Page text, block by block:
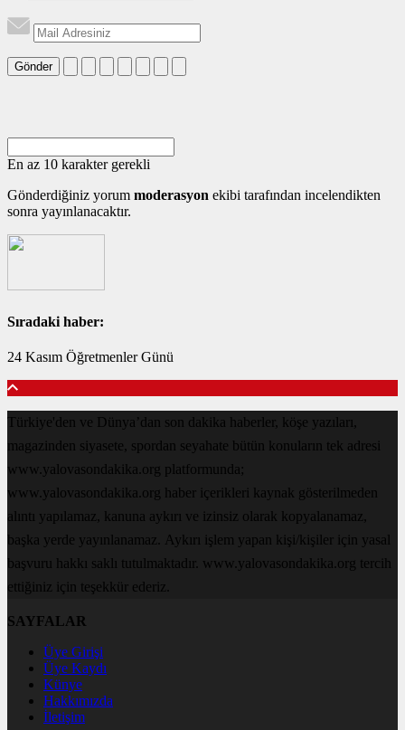
Gönder
En az 10 karakter gerekli
Gönderdiğiniz yorum moderasyon ekibi tarafından incelendikten
sonra yayınlanacaktır.
Sıradaki haber:
24 Kasım Öğretmenler Günü
Türkiye'den ve Dünya’dan son dakika haberler, köşe yazıları,
magazinden siyasete, spordan seyahate bütün konuların tek adresi
www.yalovasondakika.org platformunda;
www.yalovasondakika.org haber içerikleri kaynak gösterilmeden
alıntı yapılamaz, kanuna aykırı ve izinsiz olarak kopyalanamaz,
başka yerde yayınlanamaz. Aykırı işlem yapan kişi/kişiler için yasal
başvuru hakkı saklı tutulmaktadır. www.yalovasondakika.org tercih
ettiğiniz için teşekkür ederiz.
SAYFALAR
Üye Girişi
Üye Kaydı
Künye
Hakkımızda
İletişim